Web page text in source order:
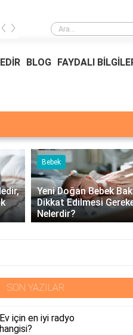
Yemekler ve nerede oldukları?
‹ ›
BLOG FAYDALI
Bebek
Yeni Doğan Bebek
Dikkat Edilmesi
Nelerdir?
SON YAZILAR
Ev için en iyi radyo
hangisi?